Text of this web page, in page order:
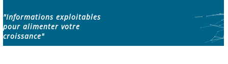
"Informations exploitables
pour alimenter votre
croissance"